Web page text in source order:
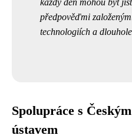
každý den mohou být
předpověďmi
technologiích a
Spolupráce s
ústavem